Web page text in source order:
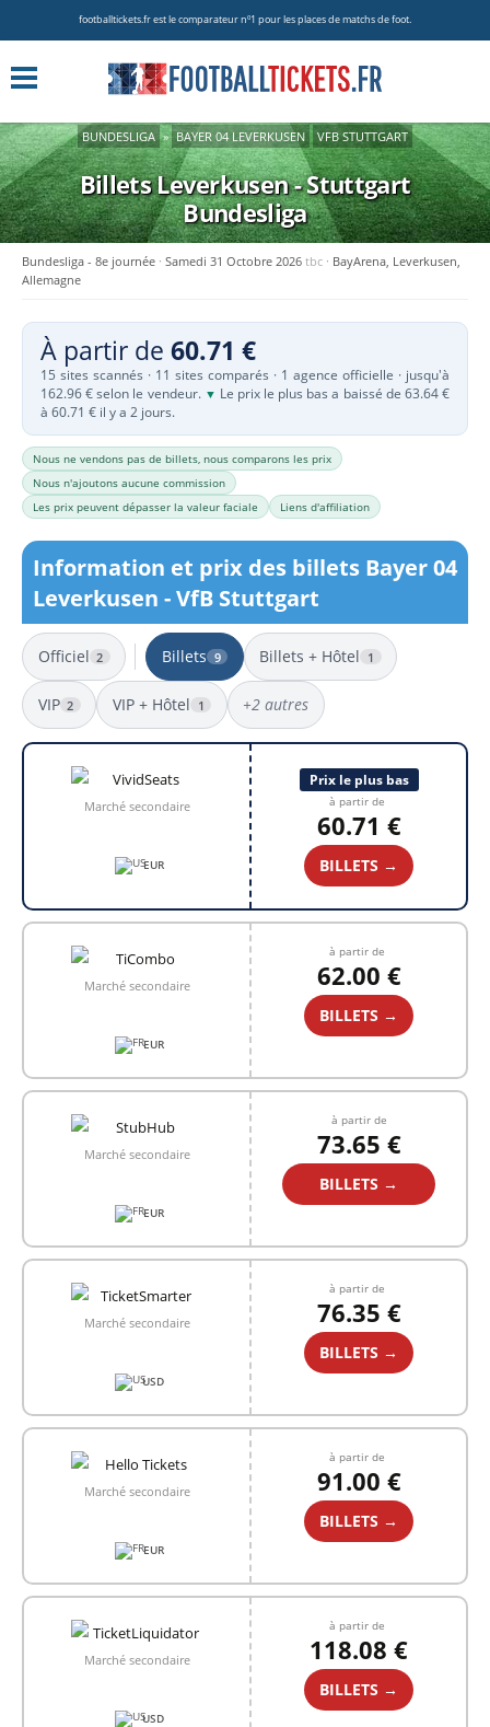
footballtickets.fr est le comparateur nº1 pour les places de matchs de foot.
BUNDESLIGA » BAYER 04 LEVERKUSEN VFB STUTTGART
Billets Leverkusen - Stuttgart
Bundesliga
Bundesliga - 8e journée Samedi 31 Octobre 2026 tbc
BayArena, Leverkusen,
Allemagne
À partir de 60.71 €
15 sites scannés · 11 sites comparés · 1 agence officielle · jusqu'à
162.96 € selon le vendeur. ▼ Le prix le plus bas a baissé de 63.64 €
à 60.71 € il y a 2 jours.
Nous ne vendons pas de billets, nous comparons les prix
Nous n'ajoutons aucune commission
Les prix peuvent dépasser la valeur faciale
Liens d'affiliation
Information et prix des billets Bayer 04
Leverkusen - VfB Stuttgart
Officiel 2 Billets 9 Billets + Hôtel 1
VIP 2 VIP + Hôtel 1 +2 autres
9 résultats
Marché secondaire
EUR
Prix le plus bas
à partir de
60.71 €
BILLETS →
Marché secondaire
EUR
à partir de
62.00 €
BILLETS →
Marché secondaire
EUR
à partir de
73.65 €
BILLETS →
Marché secondaire
USD
à partir de
76.35 €
BILLETS →
Marché secondaire
EUR
à partir de
91.00 €
BILLETS →
Marché secondaire
USD
à partir de
118.08 €
BILLETS →